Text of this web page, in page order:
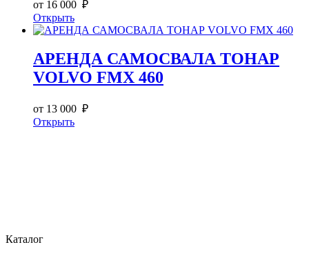
от 16 000 ₽
Открыть
АРЕНДА САМОСВАЛА ТОНАР
VOLVO FMX 460
от 13 000 ₽
Открыть
Каталог